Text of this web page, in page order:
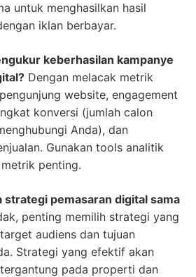
untuk menghasilkan hasil
iklan berbayar.
keberhasilan kampanye
Dengan melacak metrik
website, engagement
konversi (jumlah calon
Anda), dan
Gunakan tools analitik
penting.
strategi pemasaran digital sama
penting memilih strategi yang
audiens dan tujuan
Strategi yang efektif akan
pada properti dan